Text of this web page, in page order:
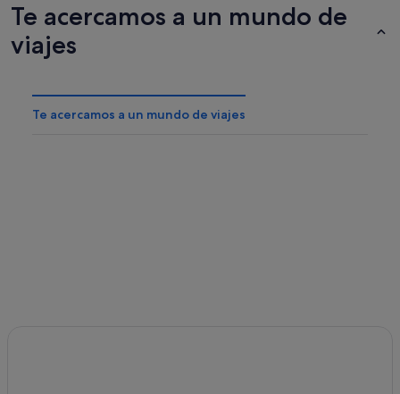
Te acercamos a un mundo de
viajes
Te acercamos a un mundo de viajes